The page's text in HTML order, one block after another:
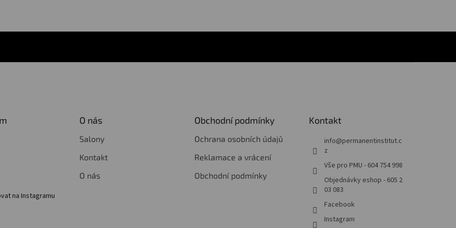
na Instagramu
O nás
Salony
Kontakt
O nás
Obchodní podmínky
Ochrana osobních údajů
Reklamace a vrácení
Obchodní podmínky
Kontakt
info@permanentinstitut.c
z
Vše pro PMU - 604 754 998
Objednávky eshop - 605 2
03 083
Facebook
Instagram